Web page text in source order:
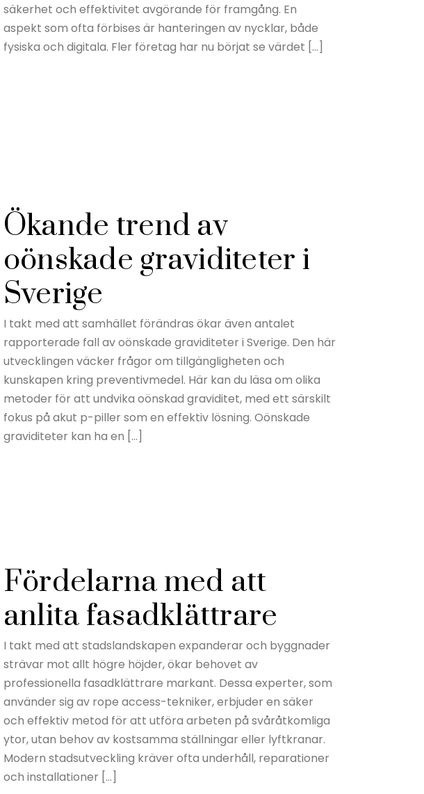
säkerhet och effektivitet avgörande för framgång. En
aspekt som ofta förbises är hanteringen av nycklar, både
fysiska och digitala. Fler företag har nu börjat se värdet […]
Ökande trend av
oönskade graviditeter i
Sverige
I takt med att samhället förändras ökar även antalet
rapporterade fall av oönskade graviditeter i Sverige. Den här
utvecklingen väcker frågor om tillgängligheten och
kunskapen kring preventivmedel. Här kan du läsa om olika
metoder för att undvika oönskad graviditet, med ett särskilt
fokus på akut p-piller som en effektiv lösning. Oönskade
graviditeter kan ha en […]
Fördelarna med att
anlita fasadklättrare
I takt med att stadslandskapen expanderar och byggnader
strävar mot allt högre höjder, ökar behovet av
professionella fasadklättrare markant. Dessa experter, som
använder sig av rope access-tekniker, erbjuder en säker
och effektiv metod för att utföra arbeten på svåråtkomliga
ytor, utan behov av kostsamma ställningar eller lyftkranar.
Modern stadsutveckling kräver ofta underhåll, reparationer
och installationer […]